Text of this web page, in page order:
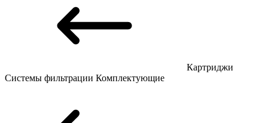
Картриджи
Системы фильтрации Комплектующие